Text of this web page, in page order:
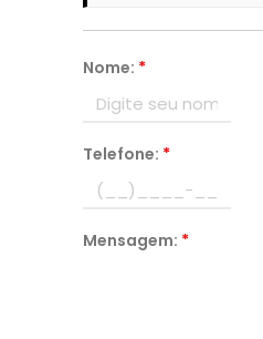
Nome: *
Telefone: *
Mensagem: *